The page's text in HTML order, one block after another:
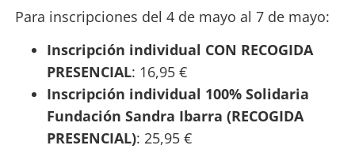
Para inscripciones del 4 de mayo al 7 de mayo:
Inscripción individual CON RECOGIDA
PRESENCIAL: 16,95 €
Inscripción individual 100% Solidaria
Fundación Sandra Ibarra (RECOGIDA
PRESENCIAL): 25,95 €